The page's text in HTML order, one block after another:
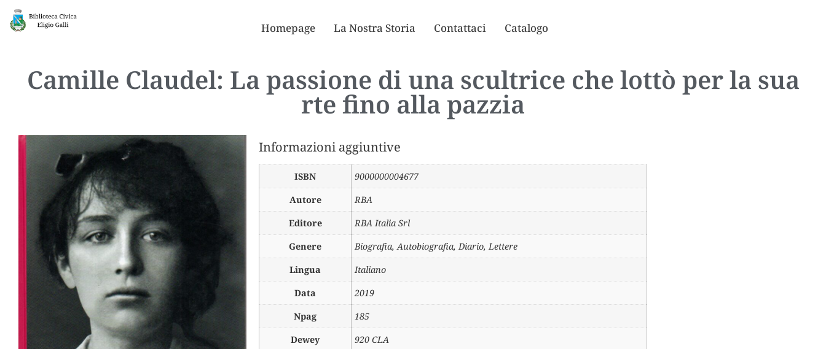
Homepage La Nostra Storia Contattaci Catalogo
Camille Claudel: La passione di una scultrice che lottò per la sua
rte fino alla pazzia
Informazioni aggiuntive
ISBN
9000000004677
Autore
RBA
Editore
RBA Italia Srl
Genere
Biografia, Autobiografia, Diario, Lettere
Lingua
Italiano
Data
2019
Npag
185
Dewey
920 CLA